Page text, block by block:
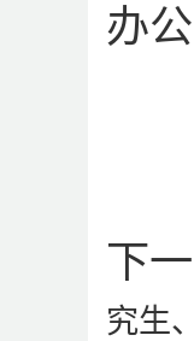
办
下
究生